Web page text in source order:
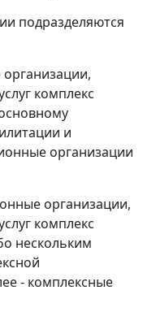
подразделяются
комплекс
и
организации
организации,
комплекс
нескольким
- комплексные